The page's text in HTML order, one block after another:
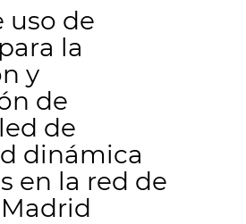
uso de
la
y
de
de
dinámica
en la red de